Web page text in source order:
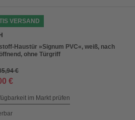
VERSAND
Haustür »Signum PVC«, weiß, nach
ohne Türgriff
€
€
im Markt prüfen